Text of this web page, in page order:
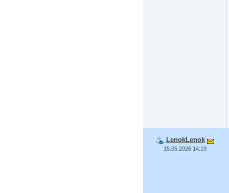
LenokLenok
15.05.2026 14:19